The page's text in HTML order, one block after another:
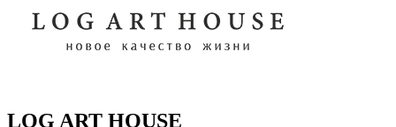
LOG ART HOUSE